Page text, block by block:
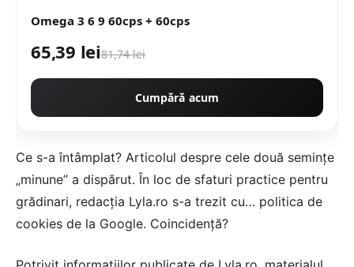
Omega 3 6 9 60cps + 60cps
65,39 lei81,74 lei
Cumpără acum
Ce s-a întâmplat? Articolul despre cele două semințe
„minune” a dispărut. În loc de sfaturi practice pentru
grădinari, redacția Lyla.ro s-a trezit cu… politica de
cookies de la Google. Coincidență?